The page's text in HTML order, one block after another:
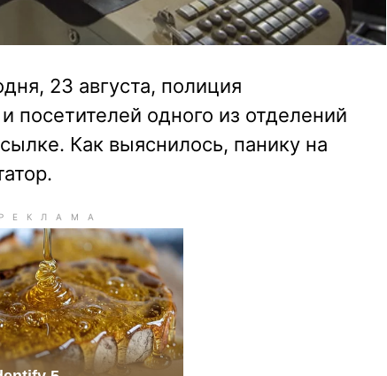
23 августа, полиция
посетителей одного из отделений
Как выяснилось, панику на